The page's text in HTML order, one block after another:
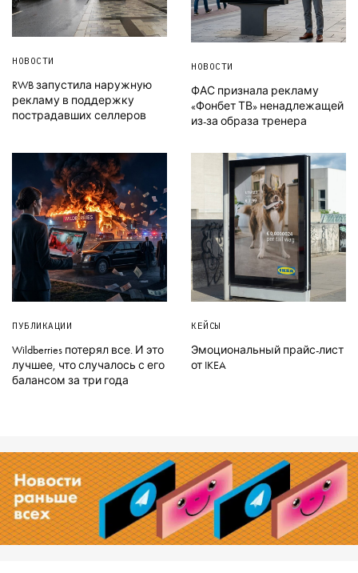
НОВОСТИ
RWB запустила наружную
рекламу в поддержку
пострадавших селлеров
НОВОСТИ
ФАС признала рекламу
«Фонбет ТВ» ненадлежащей
из-за образа тренера
ПУБЛИКАЦИИ
Wildberries потерял все. И это
лучшее, что случалось с его
балансом за три года
КЕЙСЫ
Эмоциональный прайс-лист
от IKEA